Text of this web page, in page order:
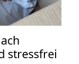
stressfrei